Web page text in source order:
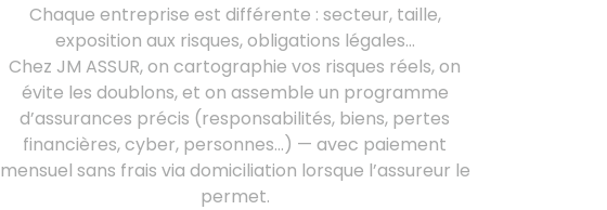
Chaque entreprise est différente : secteur, taille,
exposition aux risques, obligations légales…
Chez JM ASSUR, on cartographie vos risques réels, on
évite les doublons, et on assemble un programme
d’assurances précis (responsabilités, biens, pertes
financières, cyber, personnes…) — avec paiement
mensuel sans frais via domiciliation lorsque l’assureur le
permet.